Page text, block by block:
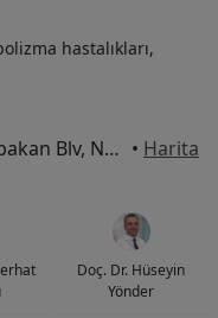
hastalıkları,
Üngüt, Prof. Dr. Necmettin Erbakan Blv, No:209, Onikişubat, Kahramanmaraş • Harita
Doç. Dr. Hüseyin
Yönder